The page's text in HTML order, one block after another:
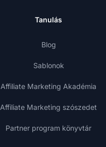
Tanulás
Blog
Sablonok
Affiliate Marketing Akadémia
Affiliate Marketing szószedet
Partner program könyvtár